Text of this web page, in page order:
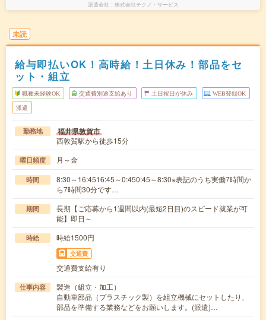
派遣会社 株式会社テクノ・サービス
未読
給与即払いOK！高時給！土日休み！部品をセ
ット・組立
職種未経験OK 交通費別途支給あり 土日祝日が休み WEB登録OK
派遣
勤務地 福井県敦賀市
西敦賀駅から徒歩15分
曜日頻度 月～金
時間
8:30～16:4516:45～0:450:45～8:30※表記のうち実働7時間か
ら7時間30分です…
期間
長期【ご応募から1週間以内(最短2日目)のスピード就業が可
能】即日～
時給 時給1500円
交通費
交通費支給有り
仕事内容
製造（組立・加工）
自動車部品（プラスチック製）を組立機械にセットしたり、
部品を準備する業務などをお願いします。(派遣)…